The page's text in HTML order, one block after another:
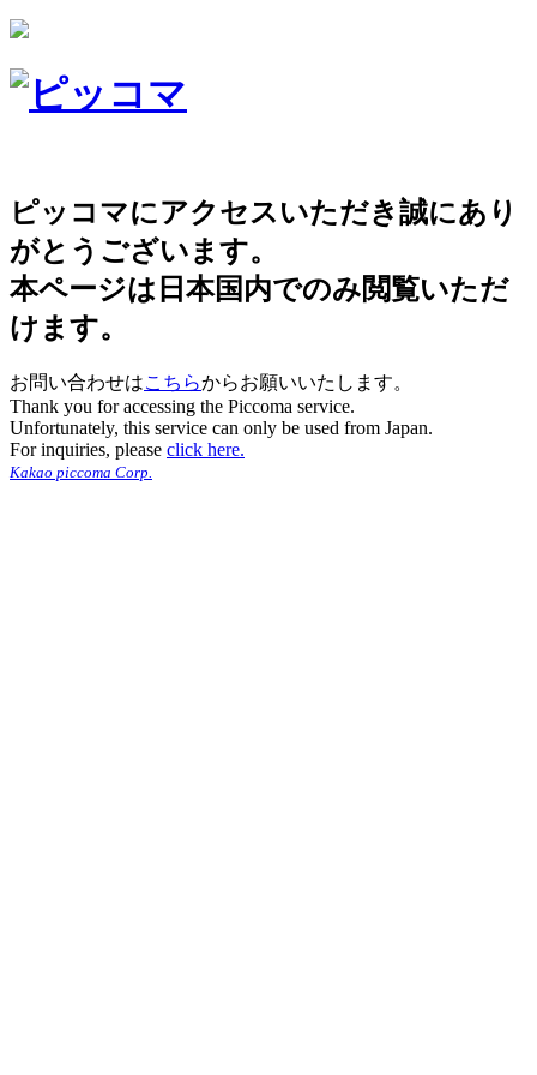
ピッコマにアクセスいただき誠にあり
がとうございます。
本ページは日本国内でのみ閲覧いただ
けます。
お問い合わせはこちらからお願いいたします。
Thank you for accessing the Piccoma service.
Unfortunately, this service can only be used from Japan.
For inquiries, please click here.
Kakao piccoma Corp.